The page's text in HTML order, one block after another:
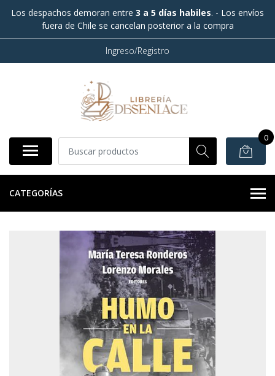
Los despachos demoran entre 3 a 5 días habiles. - Los envíos
fuera de Chile se cancelan posterior a la compra
Ingreso/Registro
0
CATEGORÍAS